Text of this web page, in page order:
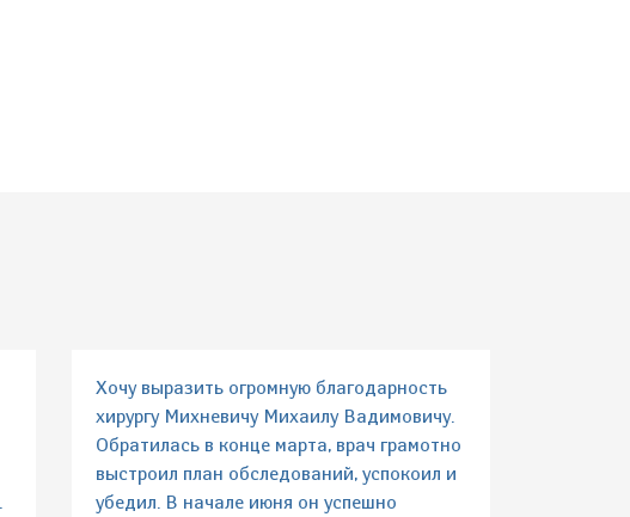
Хочу выразить огромную благодарность
хирургу Михневичу Михаилу Вадимовичу.
Обратилась в конце марта, врач грамотно
выстроил план обследований, успокоил и
убедил. В начале июня он успешно